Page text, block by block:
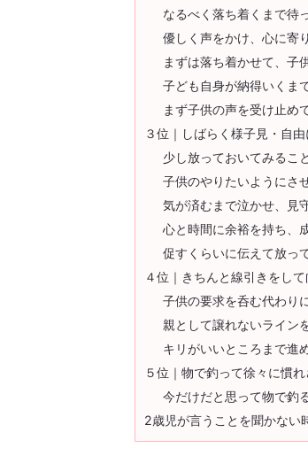
なるべく落ち着くまで待
優しく声をかけ、心に寄
まずは落ち着かせて、子
子ども自身が納得いくま
まず子供の声を受け止め
３位｜しばらく様子見・自由
少し放っておいてみること
子供のやりたいようにさ
気が済むまで泣かせ、見
心と時間に余裕を持ち、
促すくらいに伝えて放っ
４位｜きちんと線引きをして
子供の要求を呑む代わり
親として譲れないライン
キリがいいところまで進
５位｜物で釣って徐々に慣れ
今だけだと思って物で釣
2歳児が言うことを聞かない